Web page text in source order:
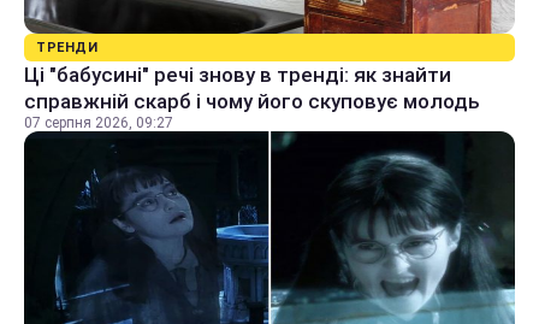
ТРЕНДИ
Ці "бабусині" речі знову в тренді: як знайти
справжній скарб і чому його скуповує молодь
07 серпня 2026, 09:27